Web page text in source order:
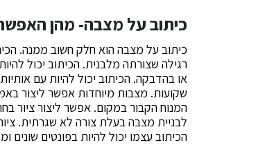
כיתוב על מצבה- מהן
כיתוב על מצבה הוא חלק חשוב ממנה.
רגילה שצורתה מלבנית. הכיתוב יכול
או בהדבקה. הכיתוב יכול להיות עם
שקועות. מצבות מיוחדות אפשר ליצור
המנוח הקבור במקום. אפשר ליצור ציור
לבניית מצבה בעלת צורה לא שגרתית.
הכיתוב עצמו יכול להיות בפונטים